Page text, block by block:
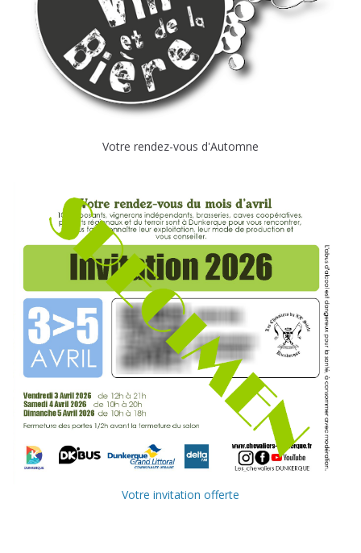
Votre rendez-vous d'Automne
Votre invitation offerte